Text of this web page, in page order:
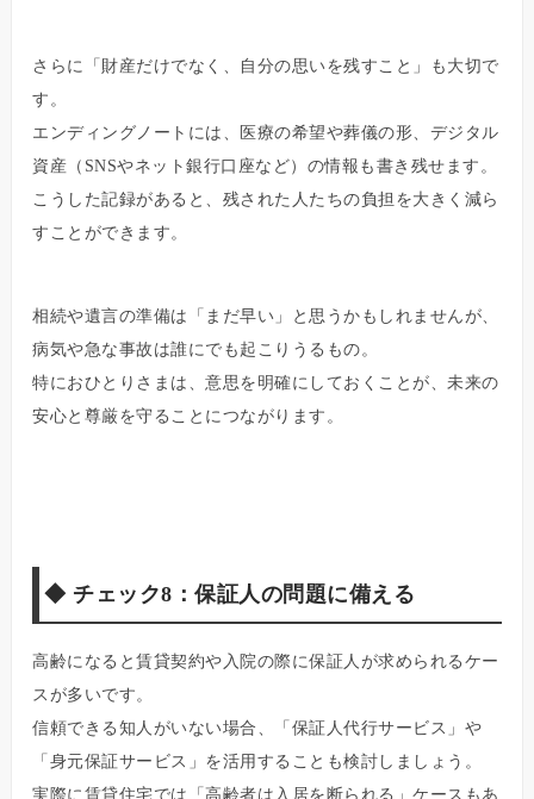
さらに「財産だけでなく、自分の思いを残すこと」も大切で
す。
エンディングノートには、医療の希望や葬儀の形、デジタル
資産（SNSやネット銀行口座など）の情報も書き残せます。
こうした記録があると、残された人たちの負担を大きく減ら
すことができます。
相続や遺言の準備は「まだ早い」と思うかもしれませんが、
病気や急な事故は誰にでも起こりうるもの。
特におひとりさまは、意思を明確にしておくことが、未来の
安心と尊厳を守ることにつながります。
◆ チェック8：保証人の問題に備える
高齢になると賃貸契約や入院の際に保証人が求められるケー
スが多いです。
信頼できる知人がいない場合、「保証人代行サービス」や
「身元保証サービス」を活用することも検討しましょう。
実際に賃貸住宅では「高齢者は入居を断られる」ケースもあ